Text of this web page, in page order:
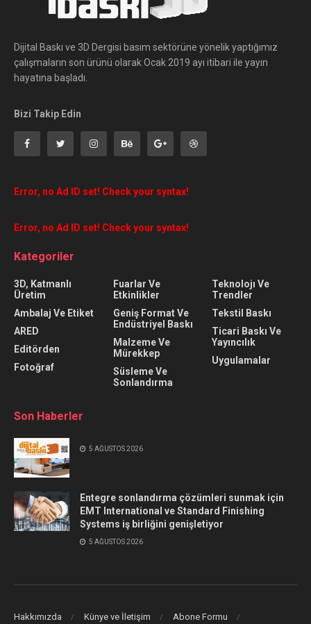
Dijital Baskı ve 3D Dergisi basım sektörüne yönelik yaptığımız
çalışmaların son ürünü olarak Ocak 2019 ayı itibari ile yayın
hayatına başladı.
Bizi Takip Edin
Error, no Ad ID set! Check your syntax!
Error, no Ad ID set! Check your syntax!
Kategoriler
3D, Katmanlı
Üretim
Ambalaj Ve Etiket
ARED
Editörden
Fotoğraf
Fuarlar Ve
Etkinlikler
Geniş Format Ve
Endüstriyel Baskı
Malzeme Ve
Mürekkep
Süsleme Ve
Sonlandırma
Teknolojı Ve
Trendler
Tekstil Baskı
Ticari Baskı Ve
Yayıncılık
Uygulamalar
Son Haberler
5 AĞUSTOS 2026
Entegre sonlandırma çözümleri sunmak için
EMT International ve Standard Finishing
Systems iş birliğini genişletiyor
5 AĞUSTOS 2026
Hakkımızda Künye ve İletişim Abone Formu